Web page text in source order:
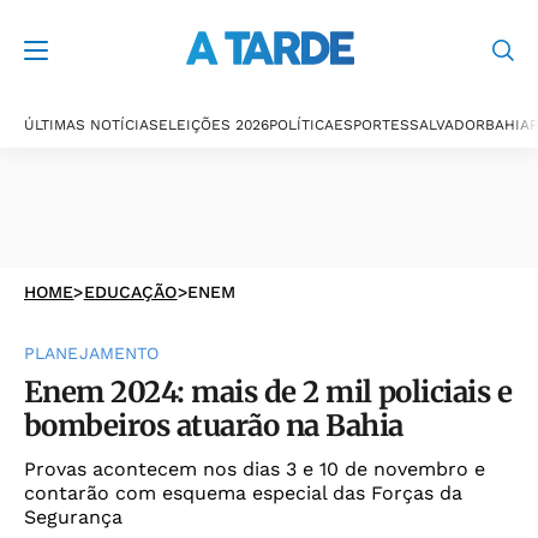
ÚLTIMAS NOTÍCIASELEIÇÕES 2026POLÍTICAESPORTESSALVADORBAHIA
HOME>EDUCAÇÃO>ENEM
PLANEJAMENTO
Enem 2024: mais de 2 mil policiais e
bombeiros atuarão na Bahia
Provas acontecem nos dias 3 e 10 de novembro e
contarão com esquema especial das Forças da
Segurança